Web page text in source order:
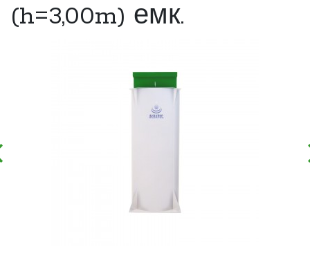
(h=3,00m) емк.